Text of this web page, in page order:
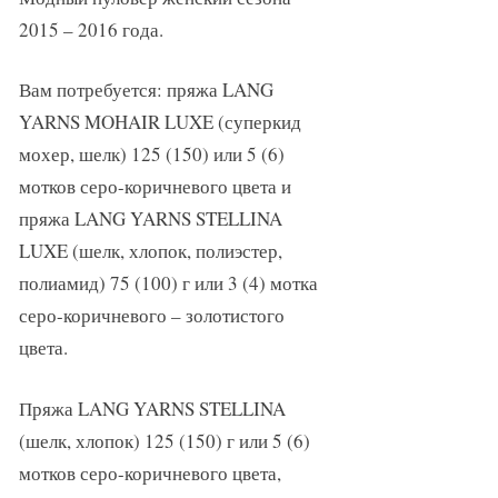
2015 – 2016 года.
Вам потребуется: пряжа LANG
YARNS MOHAIR LUXE (суперкид
мохер, шелк) 125 (150) или 5 (6)
мотков серо-коричневого цвета и
пряжа LANG YARNS STELLINA
LUXE (шелк, хлопок, полиэстер,
полиамид) 75 (100) г или 3 (4) мотка
серо-коричневого – золотистого
цвета.
Пряжа LANG YARNS STELLINA
(шелк, хлопок) 125 (150) г или 5 (6)
мотков серо-коричневого цвета,